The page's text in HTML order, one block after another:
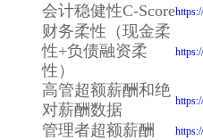
会计稳健性C-Score
财务柔性（现金柔
性+负债融资柔
性）
高管超额薪酬和绝
对薪酬数据
管理者超额薪酬